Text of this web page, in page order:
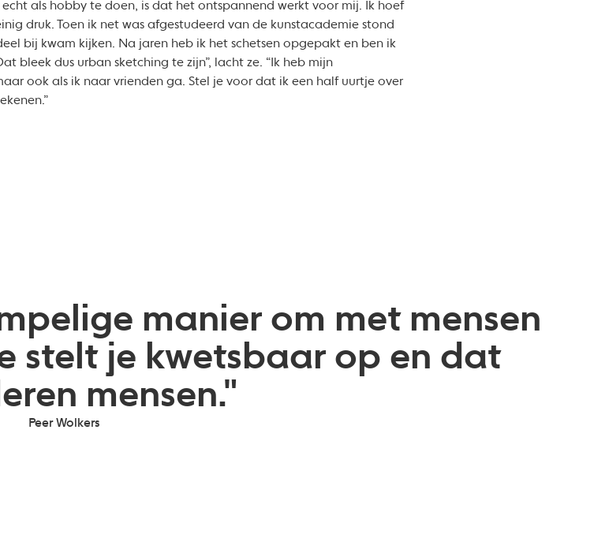
als hobby te doen, is dat het ontspannend werkt voor mij. Ik hoef
druk. Toen ik net was afgestudeerd van de kunstacademie stond
bij kwam kijken. Na jaren heb ik het schetsen opgepakt en ben ik
bleek dus urban sketching te zijn”, lacht ze. “Ik heb mijn
ook als ik naar vrienden ga. Stel je voor dat ik een half uurtje over
manier om met mensen
stelt je kwetsbaar op en dat
mensen."
Peer Wolkers